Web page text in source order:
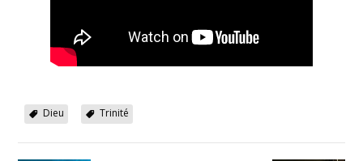
Dieu Trinité